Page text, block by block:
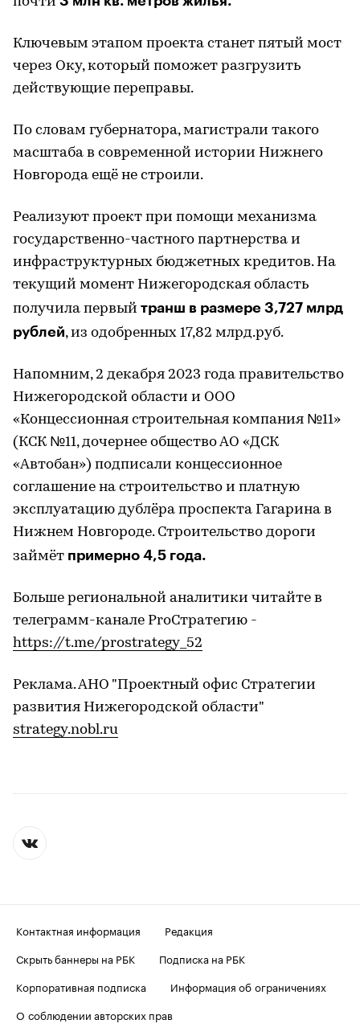
Ключевым этапом проекта станет пятый мост
через Оку, который поможет разгрузить
действующие переправы.
По словам губернатора, магистрали такого
масштаба в современной истории Нижнего
Новгорода ещё не строили.
Реализуют проект при помощи механизма
государственно-частного партнерства и
инфраструктурных бюджетных кредитов. На
текущий момент Нижегородская область
получила первый транш в размере 3,727 млрд
рублей, из одобренных 17,82 млрд.руб.
Напомним, 2 декабря 2023 года правительство
Нижегородской области и ООО
«Концессионная строительная компания №11»
(КСК №11, дочернее общество АО «ДСК
«Автобан») подписали концессионное
соглашение на строительство и платную
эксплуатацию дублёра проспекта Гагарина в
Нижнем Новгороде. Строительство дороги
займёт примерно 4,5 года.
Больше региональной аналитики читайте в
телеграмм-канале ProСтратегию -
https://t.me/prostrategy_52
Реклама. АНО "Проектный офис Стратегии
развития Нижегородской области"
strategy.nobl.ru
Контактная информация
Редакция
Скрыть баннеры на РБК
Подписка на РБК
Корпоративная подписка
Информация об ограничениях
О соблюдении авторских прав